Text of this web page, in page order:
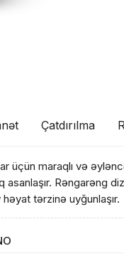
Çatdırılma
üçün maraqlı və
Rəngarəng
tərzinə uyğunlaşır.